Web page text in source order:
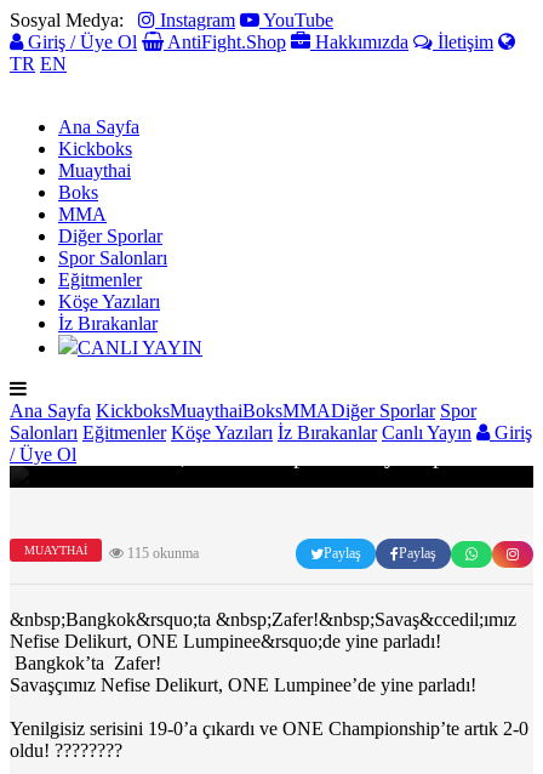
Sosyal Medya: Instagram
YouTube
Giriş / Üye Ol
AntiFight.Shop Hakkımızda
İletişim
TR EN
Ana Sayfa
Kickboks
Muaythai
Boks
MMA
Diğer Sporlar
Spor Salonları
Eğitmenler
Köşe Yazıları
İz Bırakanlar
CANLI YAYIN
Ana Sayfa KickboksMuaythaiBoksMMADiğer Sporlar Spor
Salonları Eğitmenler Köşe Yazıları İz Bırakanlar Canlı Yayın
Giriş
/ Üye Ol
MUAYTHAI
Nefise Delikurt, ONE Lumpinee’de yine parladı!
MUAYTHAI 115 okunma Paylaş Paylaş
&nbsp;Bangkok&rsquo;ta &nbsp;Zafer!&nbsp;Savaş&ccedil;ımız
Nefise Delikurt, ONE Lumpinee&rsquo;de yine parladı!
Bangkok’ta Zafer!
Savaşçımız Nefise Delikurt, ONE Lumpinee’de yine parladı!
Yenilgisiz serisini 19-0’a çıkardı ve ONE Championship’te artık 2-0
oldu! ????????